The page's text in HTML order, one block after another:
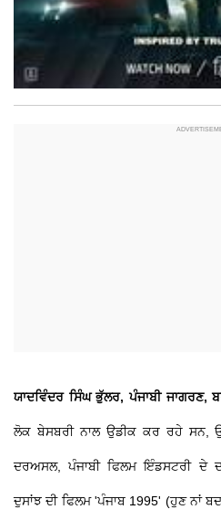
ਯਾਦਵਿੰਦਰ ਸਿੰਘ ਭੁੱਲਰ, ਪੰਜਾਬੀ ਜਾਗਰਣ,
ਲੋਕ ਬੇਸਬਰੀ ਨਾਲ ਉਡੀਕ ਕਰ ਰਹੇ ਸਨ,
ਦਰਅਸਲ, ਪੰਜਾਬੀ ਫਿਲਮ ਇੰਡਸਟਰੀ ਦੇ
ਦੁਸਾਂਝ ਦੀ ਫਿਲਮ 'ਪੰਜਾਬ 1995' (ਹੁਣ ਨਾਂ